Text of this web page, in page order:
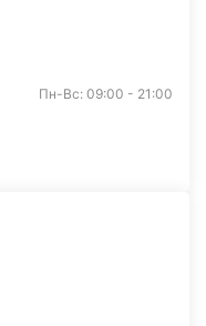
Пн-Вс: 09:00 - 21:00